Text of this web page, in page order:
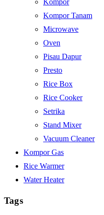
Kompor Tanam
Microwave
Oven
Pisau Dapur
Presto
Rice Box
Rice Cooker
Setrika
Stand Mixer
Vacuum Cleaner
Kompor Gas
Rice Warmer
Water Heater
Tags